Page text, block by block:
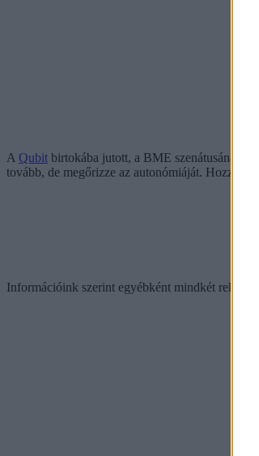
A Qubit birtokába jutott, a BME szenátusának
tovább, de megőrizze az autonómiáját.
Információink szerint egyébként mindkét